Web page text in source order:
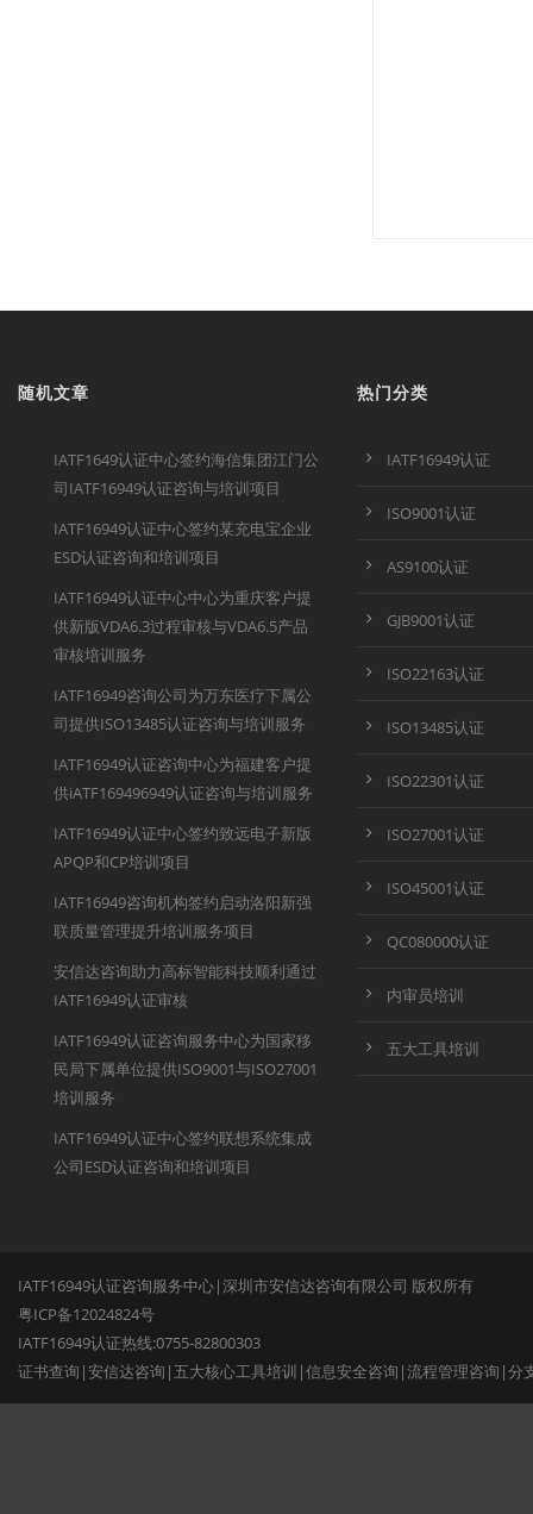
随机文章
IATF1649认证中心签约海信集团江门公
司IATF16949认证咨询与培训项目
IATF16949认证中心签约某充电宝企业
ESD认证咨询和培训项目
IATF16949认证中心中心为重庆客户提
供新版VDA6.3过程审核与VDA6.5产品
审核培训服务
IATF16949咨询公司为万东医疗下属公
司提供ISO13485认证咨询与培训服务
IATF16949认证咨询中心为福建客户提
供iATF169496949认证咨询与培训服务
IATF16949认证中心签约致远电子新版
APQP和CP培训项目
IATF16949咨询机构签约启动洛阳新强
联质量管理提升培训服务项目
安信达咨询助力高标智能科技顺利通过
IATF16949认证审核
IATF16949认证咨询服务中心为国家移
民局下属单位提供ISO9001与ISO27001
培训服务
IATF16949认证中心签约联想系统集成
公司ESD认证咨询和培训项目
热门分类
IATF16949认证
ISO9001认证
AS9100认证
GJB9001认证
ISO22163认证
ISO13485认证
ISO22301认证
ISO27001认证
ISO45001认证
QC080000认证
内审员培训
五大工具培训
IATF16949认证咨询服务中心|深圳市安信达咨询有限公司 版权所有
粤ICP备12024824号
IATF16949认证热线:0755-82800303
证书查询 |安信达咨询 | 五大核心工具培训 |信息安全咨询 |流程管理咨询 |分